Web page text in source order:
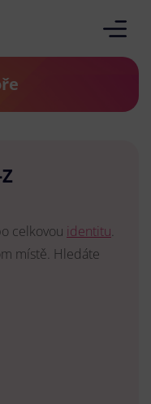
celkovou identitu.
místě. Hledáte